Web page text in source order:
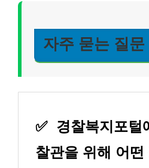
자주 묻는 질문
✅ 경찰복지포털
찰관을 위해 어